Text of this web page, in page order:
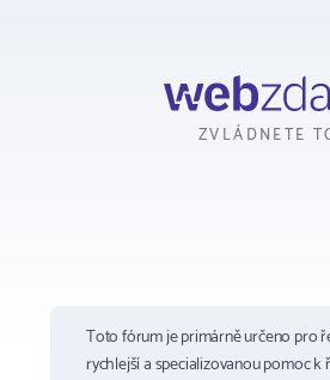
ZVLÁDNETE
Toto fórum je primárně určeno pro
rychlejší a specializovanou pomoc k